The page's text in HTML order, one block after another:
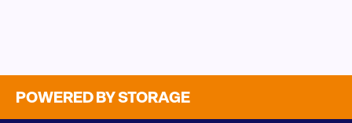
POWERED BY STORAGE